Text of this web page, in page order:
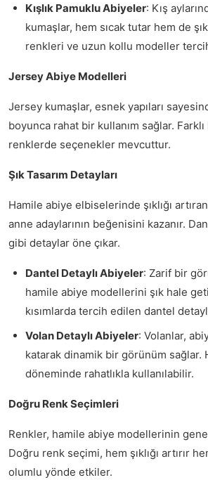
Kışlık Pamuklu Abiyeler: Kış
kumaşlar, hem sıcak tutar hem de
renkleri ve uzun kollu modeller
Jersey Abiye Modelleri
Jersey kumaşlar, esnek yapıları
boyunca rahat bir kullanım sağlar.
renklerde seçenekler mevcuttur.
Şık Tasarım Detayları
Hamile abiye elbiselerinde şıklığı
anne adaylarının beğenisini kazanır.
gibi detaylar öne çıkar.
Dantel Detaylı Abiyeler: Zarif bir
hamile abiye modellerini şık hale
kısımlarda tercih edilen dantel
Volan Detaylı Abiyeler: Volanlar,
katarak dinamik bir görünüm sağlar.
döneminde rahatlıkla kullanılabilir.
Doğru Renk Seçimleri
Renkler, hamile abiye modellerinin
Doğru renk seçimi, hem şıklığı artırır
olumlu yönde etkiler.